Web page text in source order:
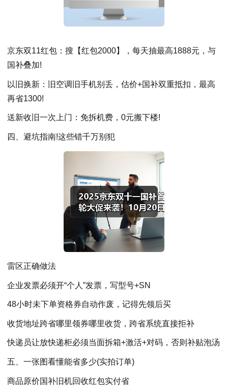
京东双11红包：搜【红包2000】，每天抽最高1888元，与
国补叠加!
以旧换新：旧空调旧手机别丢，估价+国补双重抵扣，最高
再省1300!
送新收旧一次上门：免拆机费，0元搬下楼!
四、避坑指南!这些错千万别犯
雷区正确做法
企业发票必须开“个人”发票，写型号+SN
48小时未下单资格券自动作废，记得先领后买
收货地址跨省哪里领券哪里收货，跨省系统直接拒补
快递员让放快递柜必须当面拆箱+激活+对码，否则补贴泡汤
五、一张图看懂能省多少(实拍订单)
商品原价国补旧机回收红包实付省